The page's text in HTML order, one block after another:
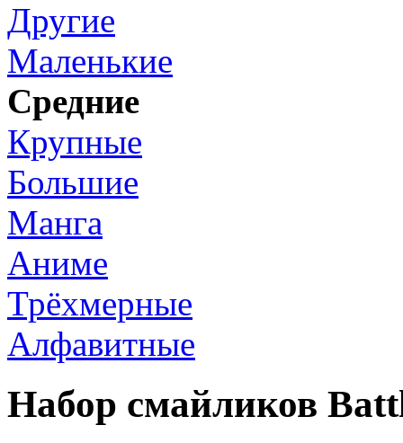
Другие
Маленькие
Средние
Крупные
Большие
Манга
Аниме
Трёхмерные
Алфавитные
Набор смайликов